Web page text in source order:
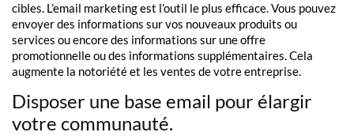
cibles. L’email marketing est l’outil le plus efficace. Vous pouvez
envoyer des informations sur vos nouveaux produits ou
services ou encore des informations sur une offre
promotionnelle ou des informations supplémentaires. Cela
augmente la notoriété et les ventes de votre entreprise.
Disposer une base email pour élargir
votre communauté.